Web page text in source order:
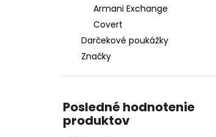
Armani Exchange
Covert
Darčekové poukážky
Značky
Posledné hodnotenie
produktov